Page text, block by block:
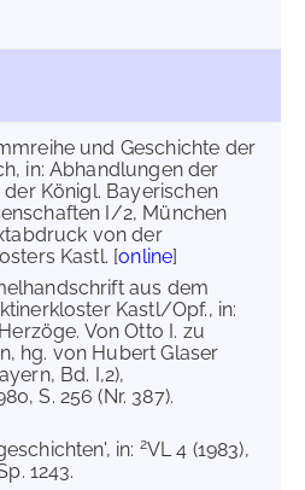
und Geschichte der
in: Abhandlungen der
Königl. Bayerischen
I/2, München
von der
Kastl. [online]
aus dem
Kastl/Opf., in:
Von Otto I. zu
hg. von Hubert Glaser
Bd. I,2),
S. 256 (Nr. 387).
in: 2VL 4 (1983),
1243.